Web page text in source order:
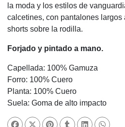
la moda y los estilos de
calcetines, con pantalones
shorts sobre la rodilla.
Forjado y pintado a mano.
Capellada: 100% Gamuza
Forro: 100% Cuero
Planta: 100% Cuero
Suela: Goma de alto impacto